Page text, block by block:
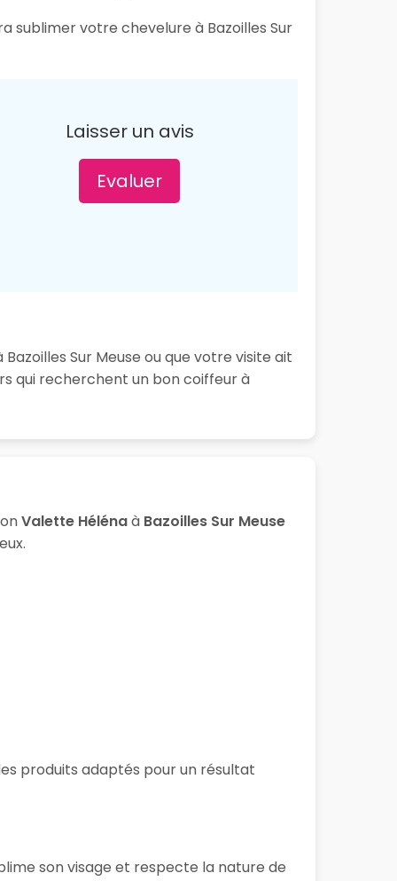
sublimer votre chevelure à Bazoilles Sur
Laisser un avis
Evaluer
Sur Meuse ou que votre visite ait
qui recherchent un bon coiffeur à
Valette Hélénaà Bazoilles Sur Meuse
produits adaptés pour un résultat
son visage et respecte la nature de